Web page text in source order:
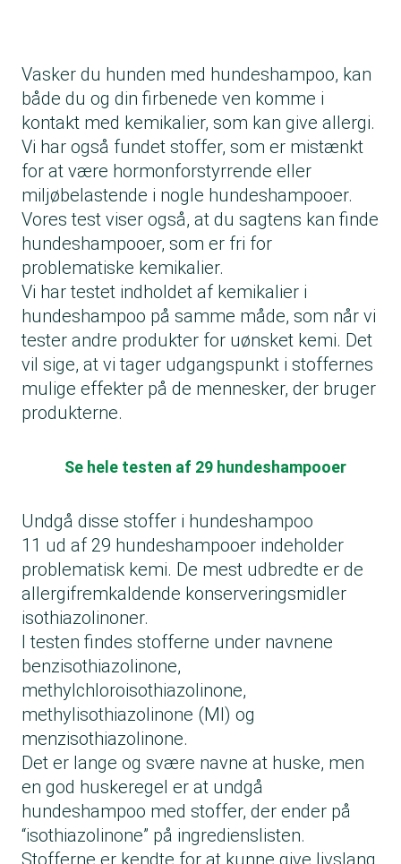
Vasker du hunden med hundeshampoo, kan
både du og din firbenede ven komme i
kontakt med kemikalier, som kan give allergi.
Vi har også fundet stoffer, som er mistænkt
for at være hormonforstyrrende eller
miljøbelastende i nogle hundeshampooer.
Vores test viser også, at du sagtens kan finde
hundeshampooer, som er fri for
problematiske kemikalier.
Vi har testet indholdet af kemikalier i
hundeshampoo på samme måde, som når vi
tester andre produkter for uønsket kemi. Det
vil sige, at vi tager udgangspunkt i stoffernes
mulige effekter på de mennesker, der bruger
produkterne.
Se hele testen af 29 hundeshampooer
Undgå disse stoffer i hundeshampoo
11 ud af 29 hundeshampooer indeholder
problematisk kemi. De mest udbredte er de
allergifremkaldende konserveringsmidler
isothiazolinoner.
I testen findes stofferne under navnene
benzisothiazolinone,
methylchloroisothiazolinone,
methylisothiazolinone (MI) og
menzisothiazolinone.
Det er lange og svære navne at huske, men
en god huskeregel er at undgå
hundeshampoo med stoffer, der ender på
“isothiazolinone” på ingredienslisten.